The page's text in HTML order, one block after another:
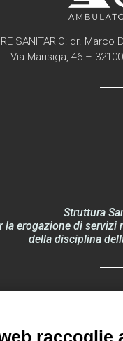
SANITARIO: dr.
Via Marisiga, 46 –
Struttura
la erogazione di servizi
della disciplina
raccoglie